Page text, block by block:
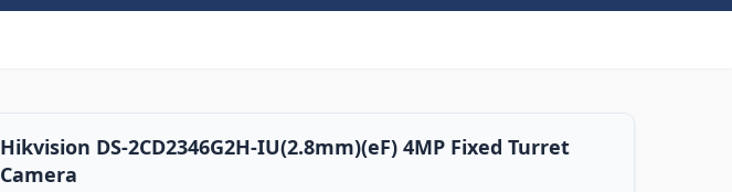
Hikvision DS-2CD2346G2H-IU(2.8mm)(eF) 4MP Fixed Turret
Camera